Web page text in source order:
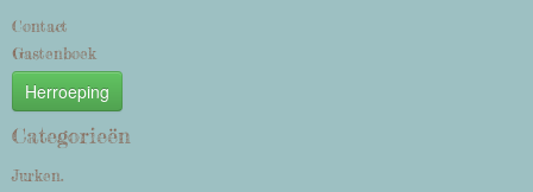
Contact
Gastenboek
Herroeping
Categorieën
Jurken.